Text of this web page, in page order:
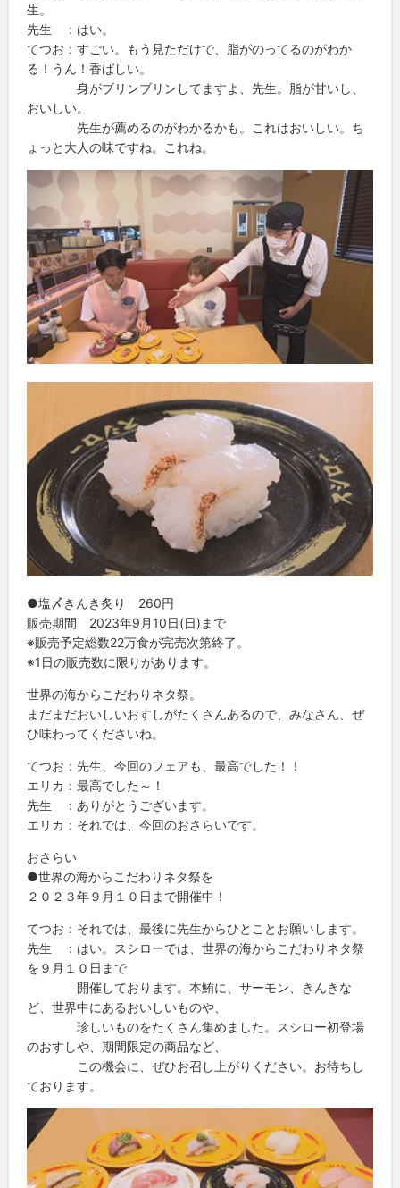
生。
先生 ：はい。
てつお：すごい。もう見ただけで、脂がのってるのがわか
る！うん！香ばしい。
身がブリンブリンしてますよ、先生。脂が甘いし、
おいしい。
先生が薦めるのがわかるかも。これはおいしい。ち
ょっと大人の味ですね。これね。
●塩〆きんき炙り 260円
販売期間 2023年9月10日(日)まで
※販売予定総数22万食が完売次第終了。
※1日の販売数に限りがあります。
世界の海からこだわりネタ祭。
まだまだおいしいおすしがたくさんあるので、みなさん、ぜ
ひ味わってくださいね。
てつお：先生、今回のフェアも、最高でした！！
エリカ：最高でした～！
先生 ：ありがとうございます。
エリカ：それでは、今回のおさらいです。
おさらい
●世界の海からこだわりネタ祭を
２０２３年９月１０日まで開催中！
てつお：それでは、最後に先生からひとことお願いします。
先生 ：はい。スシローでは、世界の海からこだわりネタ祭
を９月１０日まで
開催しております。本鮪に、サーモン、きんきな
ど、世界中にあるおいしいものや、
珍しいものをたくさん集めました。スシロー初登場
のおすしや、期間限定の商品など、
この機会に、ぜひお召し上がりください。お待ちし
ております。